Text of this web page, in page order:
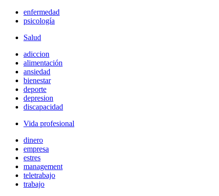
enfermedad
psicología
Salud
adiccion
alimentación
ansiedad
bienestar
deporte
depresion
discapacidad
Vida profesional
dinero
empresa
estres
management
teletrabajo
trabajo